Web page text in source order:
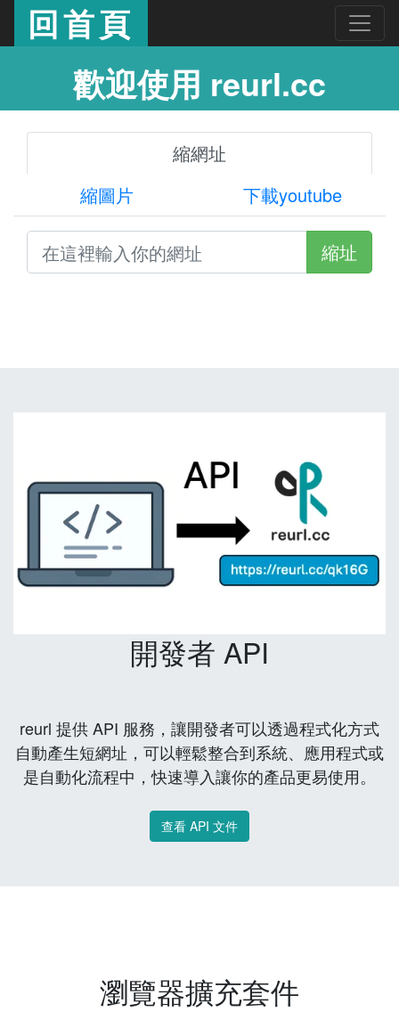
回首頁
歡迎使用 reurl.cc
縮網址
縮圖片
下載youtube
縮址
開發者 API
reurl 提供 API 服務，讓開發者可以透過程式化方式
自動產生短網址，可以輕鬆整合到系統、應用程式或
是自動化流程中，快速導入讓你的產品更易使用。
查看 API 文件
瀏覽器擴充套件